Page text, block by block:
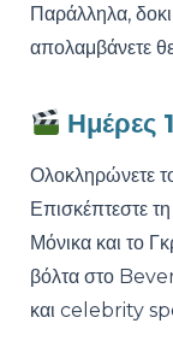
Παράλληλα,
απολαμβάνετε
Ημέρες
Ολοκληρώνετε
Επισκέπτεστε
Μόνικα και το
βόλτα στο
και celebrity